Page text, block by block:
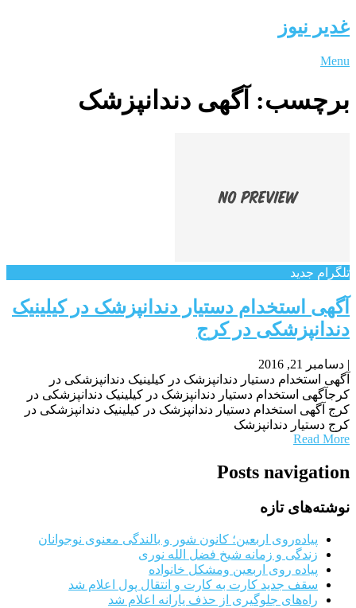
غدیر نیوز
Menu
برچسب: آگهی دندانپزشک
تلگرام جدید
آگهی استخدام دستیار دندانپزشک در کیلینیک
دندانپزشکی در کرج
| دسامبر 21, 2016
آگهی استخدام دستیار دندانپزشک در کیلینیک دندانپزشکی در
کرجآگهی استخدام دستیار دندانپزشک در کیلینیک دندانپزشکی در
کرج آگهی استخدام دستیار دندانپزشک در کیلینیک دندانپزشکی در
کرج دستیار دندانپزشک
Read More
Posts navigation
نوشته‌های تازه
پیاده‌روی اربعین؛ کانون شور و بالندگی معنوی نوجوانان
زندگی و زمانه شیخ فضل الله نوری
پیاده روی اربعین ومشکل خانواده
سقف جدید کارت به کارت و انتقال پول اعلام شد
راه‌های جلوگیری از حذف یارانه اعلام شد